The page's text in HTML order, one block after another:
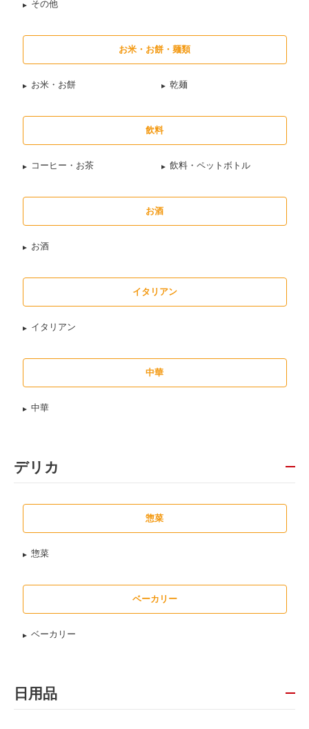
その他
お米・お餅・麺類
お米・お餅 乾麺
飲料
コーヒー・お茶 飲料・ペットボトル
お酒
お酒
イタリアン
イタリアン
中華
中華
デリカ
惣菜
惣菜
ベーカリー
ベーカリー
日用品